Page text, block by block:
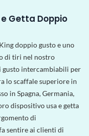
Getta Doppio
doppio gusto e uno
di tiri nel nostro
gusto intercambiabili per
lo scaffale superiore in
in Spagna, Germania,
dispositivo usa e getta
di
sentire ai clienti di